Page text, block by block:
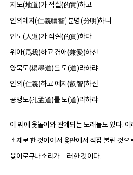
지도(地道)가 적실(的實)하고
인의예지(仁義禮智) 분명(分明)하니
인도(人道)가 적실(的實)하다
위아(爲我)하고 겸애(兼愛)하신
양묵도(楊墨道)를 도(道)라하랴
인의(仁義)하고 예지(叡智)하신
공맹도(孔孟道)를 도(道)라하랴
이 밖에 윷놀이와 관계되는 노래들도 있다.
소재로 한 것이어서 윷판에서 직접 불린 것으
윷이로구나소리가 그러한 것이다.